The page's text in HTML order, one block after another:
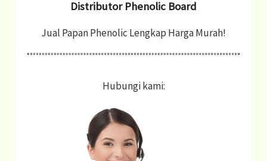
Distributor Phenolic Board
Jual Papan Phenolic Lengkap Harga Murah!
Hubungi kami: